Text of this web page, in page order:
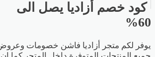
كود خصم أزاديا يصل الى
60%
يوفر لكم متجر أزاديا فاشن خصومات وعروض